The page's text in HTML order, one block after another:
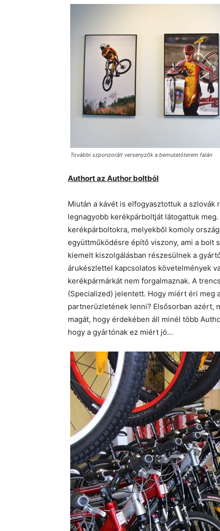
További szponzorált versenyzők a bemutatóterem falán
Authort az Author boltból
Miután a kávét is elfogyasztottuk a
legnagyobb kerékpárboltját látogattuk
kerékpárboltokra, melyekből komoly
együttműködésre építő viszony, ami a bolt
kiemelt kiszolgálásban részesülnek a
árukészlettel kapcsolatos követelmények
kerékpármárkát nem forgalmaznak. A
(Specialized) jelentett. Hogy miért éri meg
partnerüzletének lenni? Elsősorban azért,
magát, hogy érdekében áll minél több
hogy a gyártónak ez miért jó…